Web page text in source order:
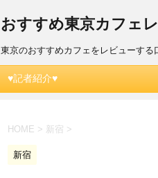
おすすめ東京カフェ
東京のおすすめカフェをレビューする
♥記者紹介♥
HOME > 新宿 >
新宿